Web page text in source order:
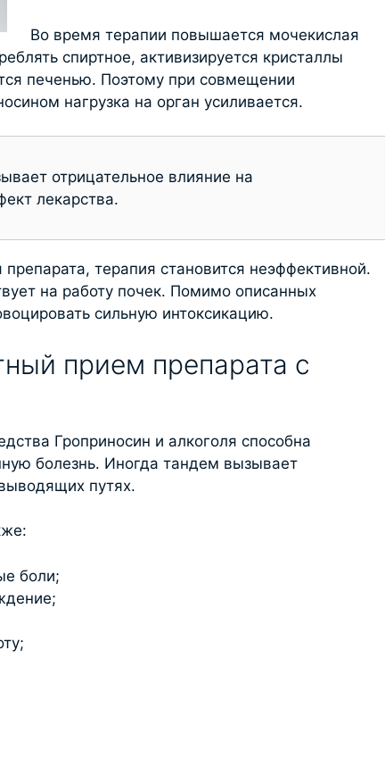
Во время терапии повышается мочекислая
спиртное, активизируется кристаллы
печенью. Поэтому при совмещении
нагрузка на орган усиливается.
отрицательное влияние на
лекарства.
терапия становится неэффективной.
на работу почек. Помимо описанных
сильную интоксикацию.
прием препарата с
Гроприносин и алкоголя способна
болезнь. Иногда тандем вызывает
путях.
боли;